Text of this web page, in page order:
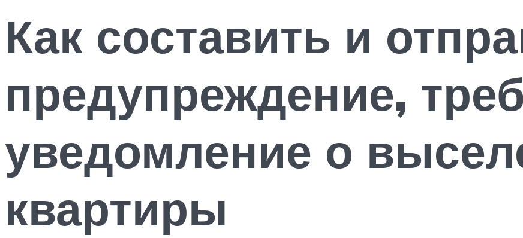
Как составить и
предупреждение,
уведомление о
квартиры